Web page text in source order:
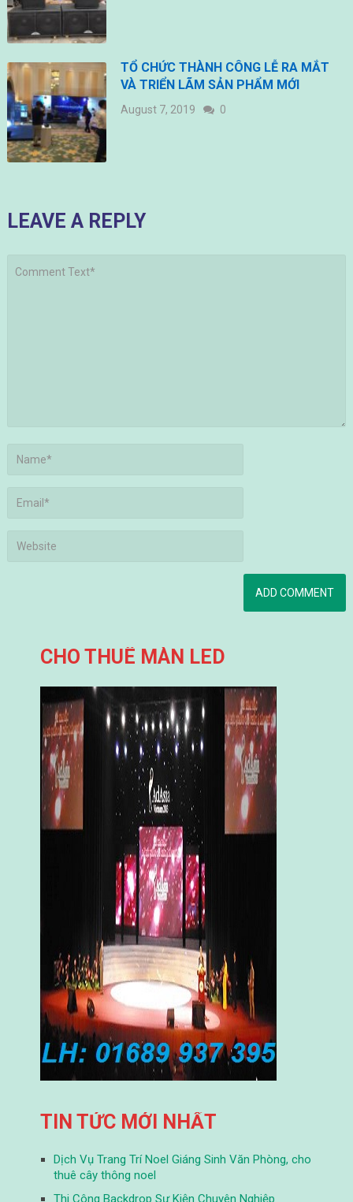
TỔ CHỨC THÀNH CÔNG LỄ RA MẮT
VÀ TRIỂN LÃM SẢN PHẨM MỚI
August 7, 2019 0
LEAVE A REPLY
CHO THUÊ MÀN LED
TIN TỨC MỚI NHẤT
Dịch Vụ Trang Trí Noel Giáng Sinh Văn Phòng, cho
thuê cây thông noel
Thi Công Backdrop Sự Kiện Chuyên Nghiệp